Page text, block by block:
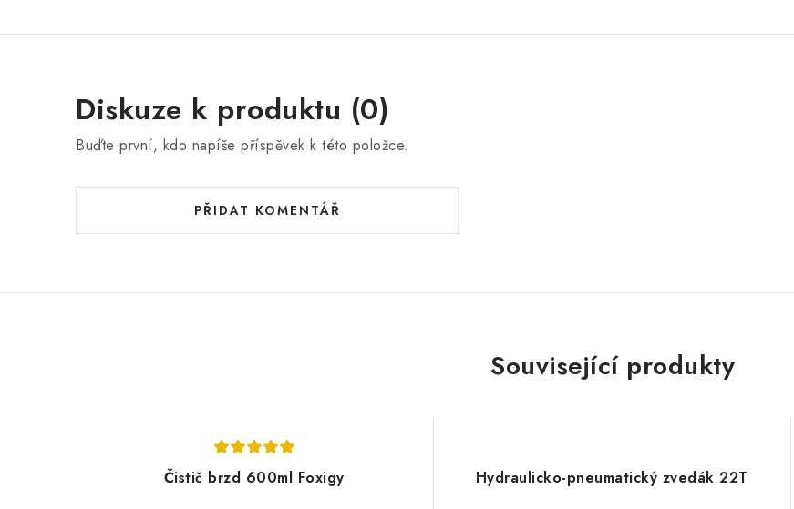
Diskuze k produktu (0)
Buďte první, kdo napíše příspěvek k této položce.
PŘIDAT KOMENTÁŘ
Související produkty
Čistič brzd 600ml Foxigy Hydraulicko-pneumatický zvedák 22T